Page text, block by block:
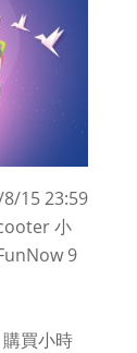
15 23:59
小
9
買小時